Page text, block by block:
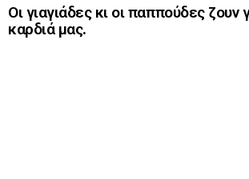
Οι γιαγιάδες κι οι παππούδες ζουν
καρδιά μας.